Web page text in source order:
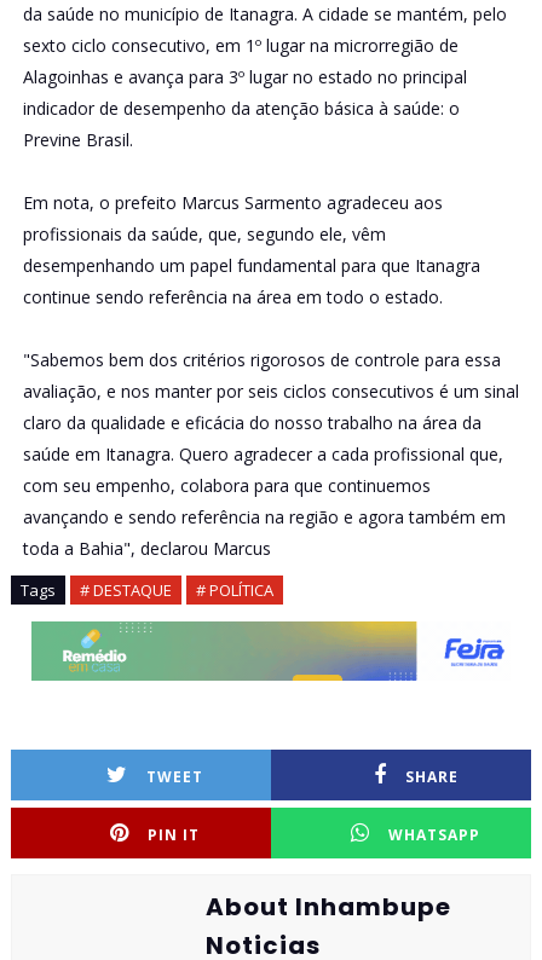
da saúde no município de Itanagra. A cidade se mantém, pelo
sexto ciclo consecutivo, em 1º lugar na microrregião de
Alagoinhas e avança para 3º lugar no estado no principal
indicador de desempenho da atenção básica à saúde: o
Previne Brasil.
Em nota, o prefeito Marcus Sarmento agradeceu aos
profissionais da saúde, que, segundo ele, vêm
desempenhando um papel fundamental para que Itanagra
continue sendo referência na área em todo o estado.
"Sabemos bem dos critérios rigorosos de controle para essa
avaliação, e nos manter por seis ciclos consecutivos é um sinal
claro da qualidade e eficácia do nosso trabalho na área da
saúde em Itanagra. Quero agradecer a cada profissional que,
com seu empenho, colabora para que continuemos
avançando e sendo referência na região e agora também em
toda a Bahia", declarou Marcus
Tags # DESTAQUE # POLÍTICA
TWEET SHARE
PIN IT WHATSAPP
About Inhambupe
Noticias